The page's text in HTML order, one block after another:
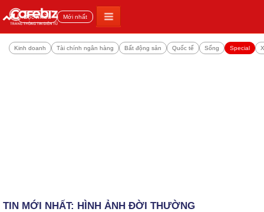
Đọc nhiều Mới nhất
Kinh doanh Tài chính ngân hàng Bất động sản Quốc tế Sống Special
TIN MỚI NHẤT: HÌNH ẢNH ĐỜI THƯỜNG